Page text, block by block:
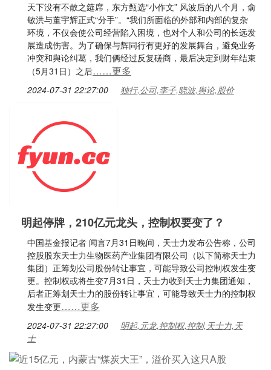
天下没有不散之筵席，东方甄选“小作文” 风波后的八个月，俞
敏洪与董宇辉正式“分手”。“我们所面临的外部和内部的复杂
环境，不仅会使公司经营陷入困境，也对个人和公司的长远发
展造成伤害。为了确保与辉同行有更好的发展舞台，避免业务
冲突和舆论纠葛，我们俩经过反复磋商，最后决定到财年结束
（5月31日）之后……更多
2024-07-31 22:27:00 独行,公司,李子,晓波,舆论,股价
明起停牌，210亿元龙头，控制权要变了？
中国基金报记者 闻言7月31日晚间，天士力发布公告称，公司
控股股东天士力生物医药产业集团有限公司（以下简称天士力
集团）正筹划公司股份转让事宜，可能导致公司控制权发生变
更。控制权或将生变7月31日，天士力收到天士力集团通知，
后者正筹划天士力的股份转让事宜，可能导致天士力的控制权
发生变更……更多
2024-07-31 22:27:00
明起,元龙,控制权,控制,天士力,天
士